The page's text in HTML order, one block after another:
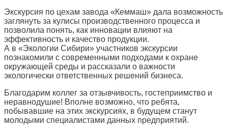
Экскурсия по цехам завода «Кеммаш» дала возможность
заглянуть за кулисы производственного процесса и
позволила понять, как инновации влияют на
эффективность и качество продукции.
А в «Экологии Сибири» участников экскурсии
познакомили с современными подходами к охране
окружающей среды и рассказали о важности
экологически ответственных решений бизнеса.
Благодарим коллег за отзывчивость, гостеприимство и
неравнодушие! Вполне возможно, что ребята,
побывавшие на этих экскурсиях, в будущем станут
молодыми специалистами данных предприятий.